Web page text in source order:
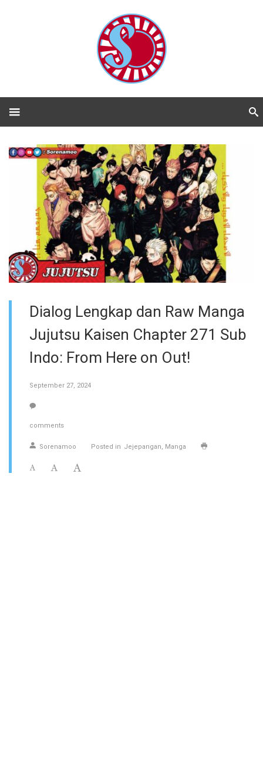
Dialog Lengkap dan Raw Manga
Jujutsu Kaisen Chapter 271 Sub
Indo: From Here on Out!
September 27, 2024
comments
Sorenamoo Posted in Jejepangan Manga